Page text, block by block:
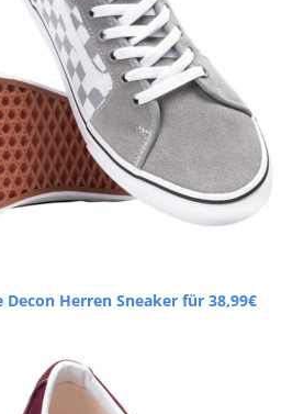
Decon Herren Sneaker für 38,99€